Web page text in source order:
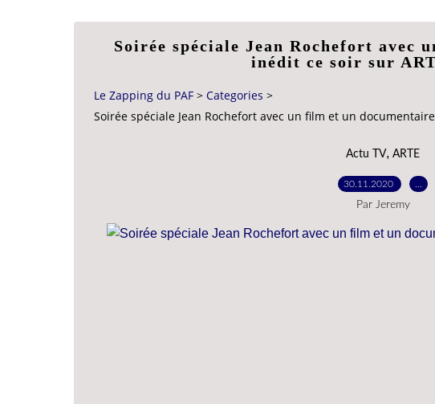
Soirée spéciale Jean Rochefort avec
inédit ce soir sur
Le Zapping du PAF > Categories >
Soirée spéciale Jean Rochefort avec un film et un
Actu TV, ARTE
30.11.2020
Par Jeremy